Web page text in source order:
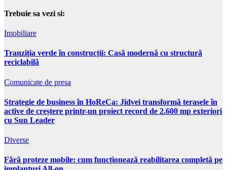
Trebuie sa vezi si:
Imobiliare
Tranziția verde în construcții: Casă modernă cu structură
reciclabilă
Comunicate de presa
Strategie de business în HoReCa: Jidvei transformă terasele în
active de creștere printr-un proiect record de 2.600 mp exteriori
cu Sun Leader
Diverse
Fără proteze mobile: cum funcționează reabilitarea completă pe